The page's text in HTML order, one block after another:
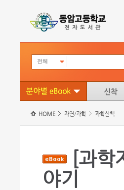
전체
HOME 자연/과학 과학산책
[과학
야기